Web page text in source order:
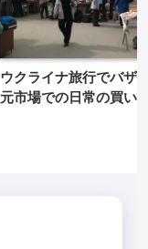
ウクライナ旅行でバザ
元市場での日常の買い